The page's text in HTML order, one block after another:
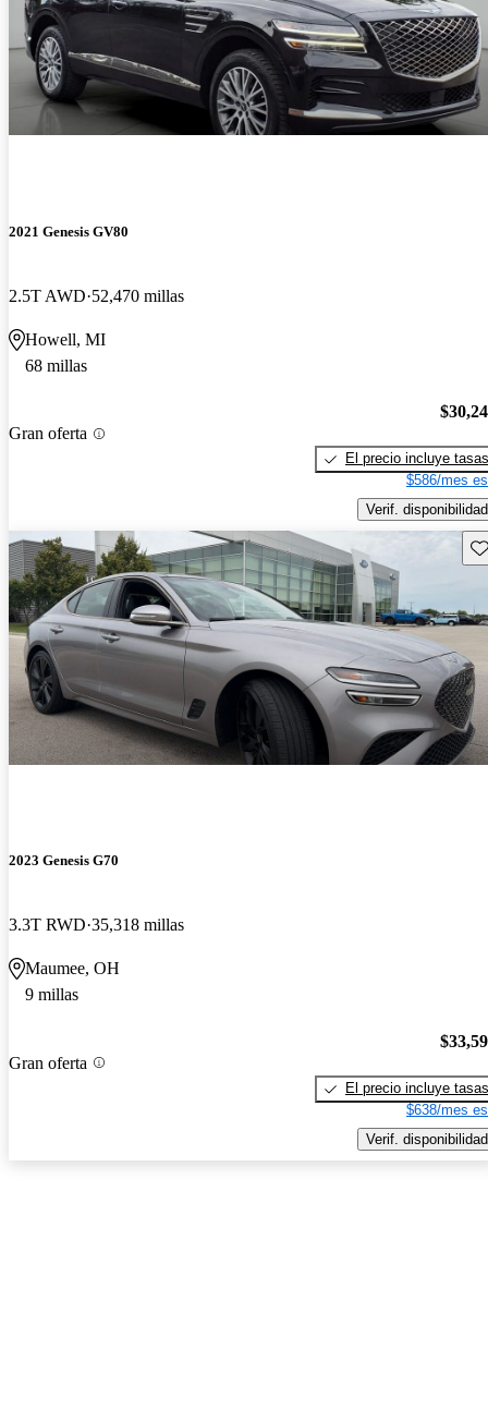
2021 Genesis GV80
2.5T AWD 52,470 millas
Howell, MI
68 millas
Gran oferta
El precio incluye tasas
$586/mes
Verif. disponibilidad
2023 Genesis G70
3.3T RWD 35,318 millas
Maumee, OH
9 millas
Gran oferta
El precio incluye tasas
$638/mes
Verif. disponibilidad